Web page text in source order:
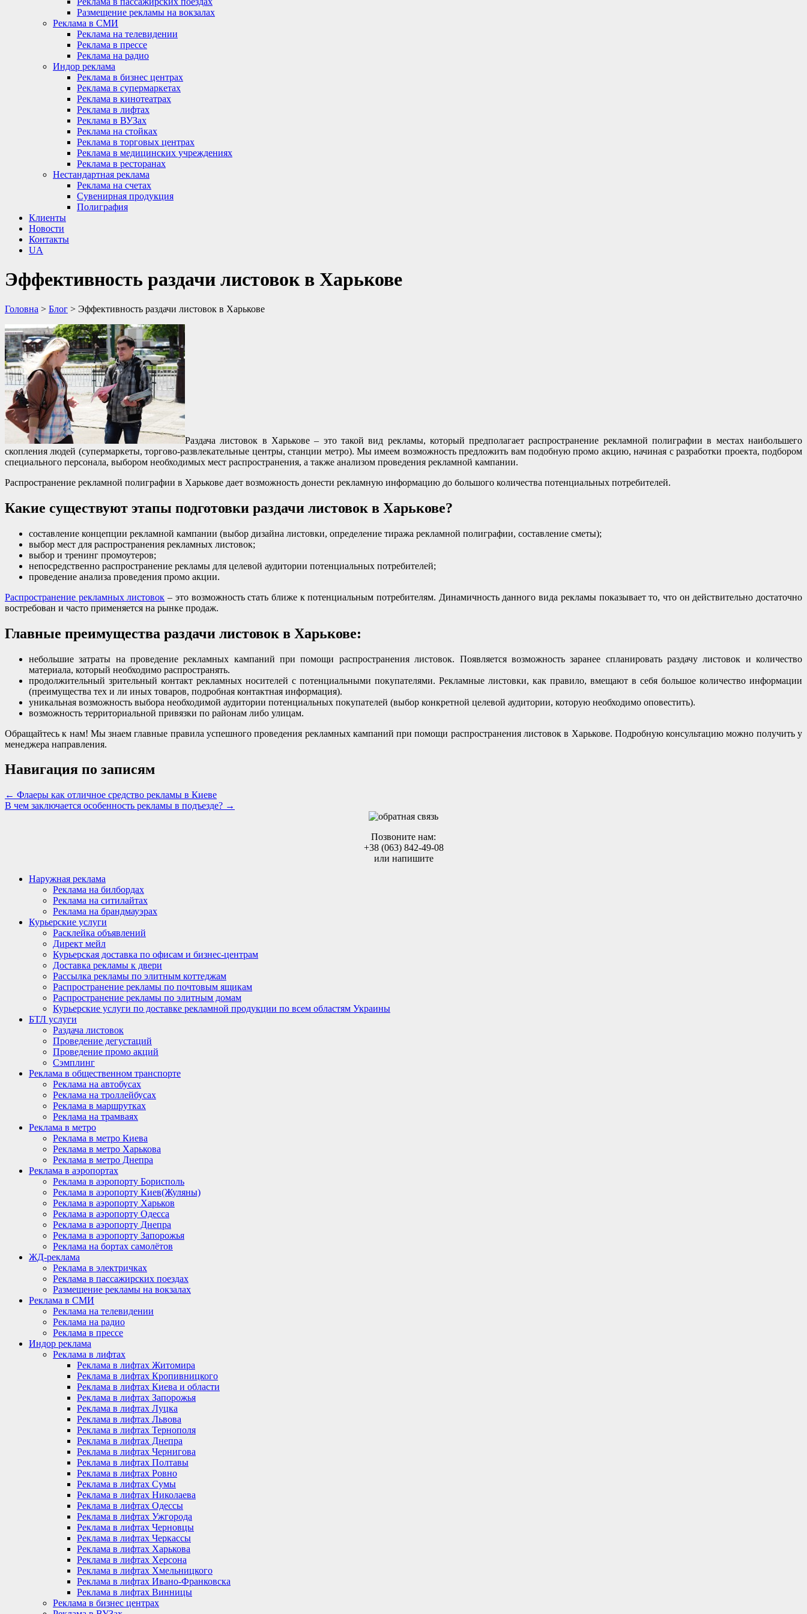
Размещение рекламы на вокзалах
Реклама в СМИ
Реклама на телевидении
Реклама в прессе
Реклама на радио
Индор реклама
Реклама в бизнес центрах
Реклама в супермаркетах
Реклама в кинотеатрах
Реклама в лифтах
Реклама в ВУЗах
Реклама на стойках
Реклама в торговых центрах
Реклама в медицинских учреждениях
Реклама в ресторанах
Нестандартная реклама
Реклама на счетах
Сувенирная продукция
Полиграфия
Клиенты
Новости
Контакты
UA
Эффективность раздачи листовок в Харькове
Головна > Блог > Эффективность раздачи листовок в Харькове
Раздача листовок в Харькове – это такой вид рекламы, который предполагает распространение рекламной полиграфии в местах наибольшего
скопления людей (супермаркеты, торгово-развлекательные центры, станции метро). Мы имеем возможность предложить вам подобную промо акцию, начиная с разработки проекта, подбором
специального персонала, выбором необходимых мест распространения, а также анализом проведения рекламной кампании.
Распространение рекламной полиграфии в Харькове дает возможность донести рекламную информацию до большого количества потенциальных потребителей.
Какие существуют этапы подготовки раздачи листовок в Харькове?
составление концепции рекламной кампании (выбор дизайна листовки, определение тиража рекламной полиграфии, составление сметы);
выбор мест для распространения рекламных листовок;
выбор и тренинг промоутеров;
непосредственно распространение рекламы для целевой аудитории потенциальных потребителей;
проведение анализа проведения промо акции.
Распространение рекламных листовок – это возможность стать ближе к потенциальным потребителям. Динамичность данного вида рекламы показывает то, что он действительно достаточно
востребован и часто применяется на рынке продаж.
Главные преимущества раздачи листовок в Харькове:
небольшие затраты на проведение рекламных кампаний при помощи распространения листовок. Появляется возможность заранее спланировать раздачу листовок и количество
материала, который необходимо распространять.
продолжительный зрительный контакт рекламных носителей с потенциальными покупателями. Рекламные листовки, как правило, вмещают в себя большое количество информации
(преимущества тех и ли иных товаров, подробная контактная информация).
уникальная возможность выбора необходимой аудитории потенциальных покупателей (выбор конкретной целевой аудитории, которую необходимо оповестить).
возможность территориальной привязки по районам либо улицам.
Обращайтесь к нам! Мы знаем главные правила успешного проведения рекламных кампаний при помощи распространения листовок в Харькове. Подробную консультацию можно получить у
менеджера направления.
Навигация по записям
← Флаеры как отличное средство рекламы в Киеве
В чем заключается особенность рекламы в подъезде? →
Позвоните нам:
+38 (063) 842-49-08
или напишите
Наружная реклама
Реклама на билбордах
Реклама на ситилайтах
Реклама на брандмауэрах
Курьерские услуги
Расклейка объявлений
Директ мейл
Курьерская доставка по офисам и бизнес-центрам
Доставка рекламы к двери
Рассылка рекламы по элитным коттеджам
Распространение рекламы по почтовым ящикам
Распространение рекламы по элитным домам
Курьерские услуги по доставке рекламной продукции по всем областям Украины
БТЛ услуги
Раздача листовок
Проведение дегустаций
Проведение промо акций
Сэмплинг
Реклама в общественном транспорте
Реклама на автобусах
Реклама на троллейбусах
Реклама в маршрутках
Реклама на трамваях
Реклама в метро
Реклама в метро Киева
Реклама в метро Харькова
Реклама в метро Днепра
Реклама в аэропортах
Реклама в аэропорту Борисполь
Реклама в аэропорту Киев(Жуляны)
Реклама в аэропорту Харьков
Реклама в аэропорту Одесса
Реклама в аэропорту Днепра
Реклама в аэропорту Запорожья
Реклама на бортах самолётов
ЖД-реклама
Реклама в электричках
Реклама в пассажирских поездах
Размещение рекламы на вокзалах
Реклама в СМИ
Реклама на телевидении
Реклама на радио
Реклама в прессе
Индор реклама
Реклама в лифтах
Реклама в лифтах Житомира
Реклама в лифтах Кропивницкого
Реклама в лифтах Киева и области
Реклама в лифтах Запорожья
Реклама в лифтах Луцка
Реклама в лифтах Львова
Реклама в лифтах Тернополя
Реклама в лифтах Днепра
Реклама в лифтах Чернигова
Реклама в лифтах Полтавы
Реклама в лифтах Ровно
Реклама в лифтах Сумы
Реклама в лифтах Николаева
Реклама в лифтах Одессы
Реклама в лифтах Ужгорода
Реклама в лифтах Черновцы
Реклама в лифтах Черкассы
Реклама в лифтах Харькова
Реклама в лифтах Херсона
Реклама в лифтах Хмельницкого
Реклама в лифтах Ивано-Франковска
Реклама в лифтах Винницы
Реклама в бизнес центрах